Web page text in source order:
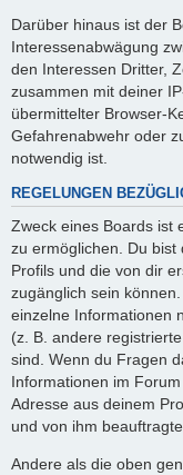
Darüber hinaus ist der
Interessenabwägung
den Interessen Dritter,
zusammen mit deiner
übermittelter Browser-
Gefahrenabwehr oder
notwendig ist.
REGELUNGEN
Zweck eines Boards ist
zu ermöglichen. Du
Profils und die von dir
zugänglich sein
einzelne Informationen
(z. B. andere
sind. Wenn du Fragen
Informationen im
Adresse aus deinem
und von ihm
Andere als die oben